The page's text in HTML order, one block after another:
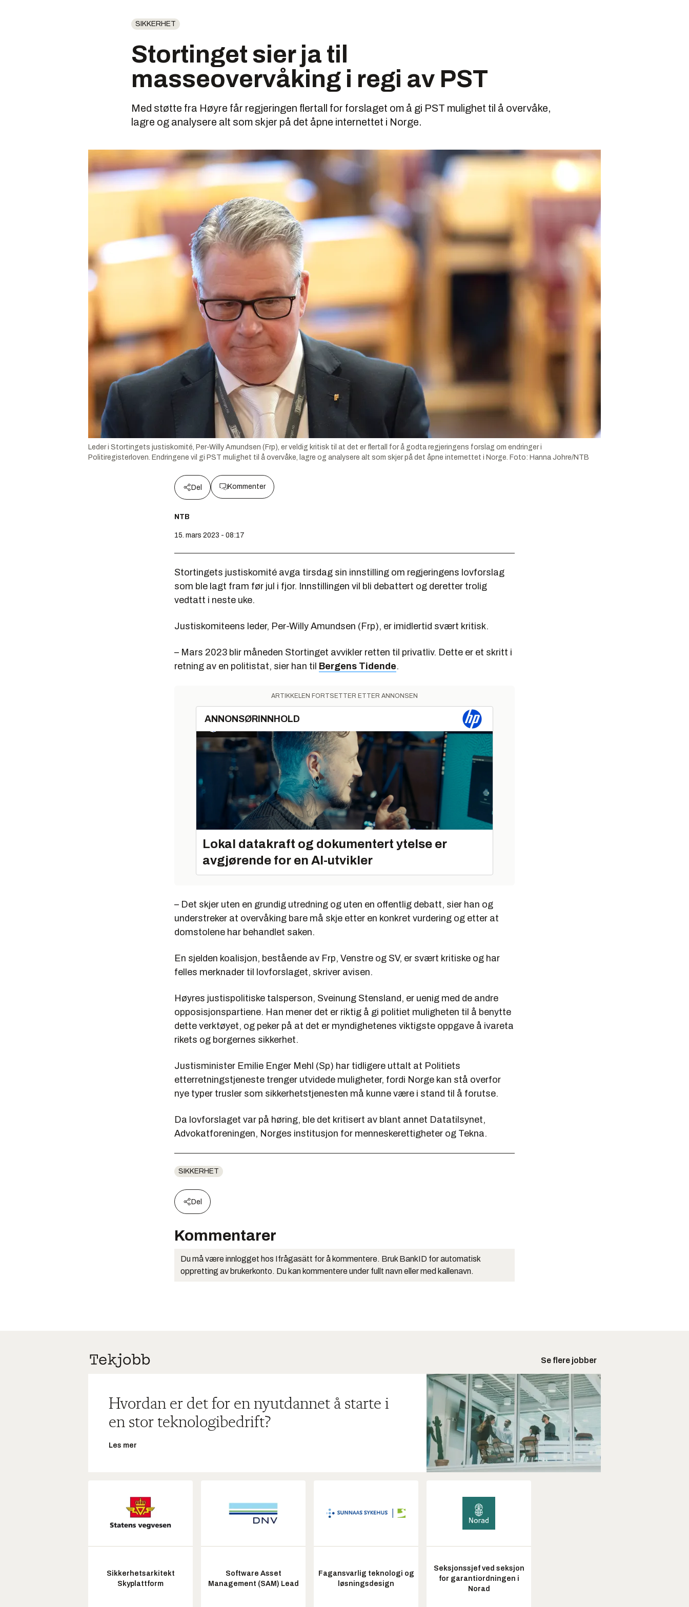
SIKKERHET
Stortinget sier ja til
masseovervåking i regi av PST
Med støtte fra Høyre får regjeringen flertall for forslaget om å gi PST mulighet til å overvåke,
lagre og analysere alt som skjer på det åpne internettet i Norge.
Leder i Stortingets justiskomité, Per-Willy Amundsen (Frp), er veldig kritisk til at det er flertall for å godta regjeringens forslag om endringer i
Politiregisterloven. Endringene vil gi PST mulighet til å overvåke, lagre og analysere alt som skjer på det åpne internettet i Norge. Foto: Hanna Johre/NTB
Del Kommenter
NTB
15. mars 2023 - 08:17
Stortingets justiskomité avga tirsdag sin innstilling om regjeringens lovforslag
som ble lagt fram før jul i fjor. Innstillingen vil bli debattert og deretter trolig
vedtatt i neste uke.
Justiskomiteens leder, Per-Willy Amundsen (Frp), er imidlertid svært kritisk.
– Mars 2023 blir måneden Stortinget avvikler retten til privatliv. Dette er et skritt i
retning av en politistat, sier han til Bergens Tidende.
ARTIKKELEN FORTSETTER ETTER ANNONSEN
ANNONSØRINNHOLD
Lokal datakraft og dokumentert ytelse er
avgjørende for en AI-utvikler
– Det skjer uten en grundig utredning og uten en offentlig debatt, sier han og
understreker at overvåking bare må skje etter en konkret vurdering og etter at
domstolene har behandlet saken.
En sjelden koalisjon, bestående av Frp, Venstre og SV, er svært kritiske og har
felles merknader til lovforslaget, skriver avisen.
Høyres justispolitiske talsperson, Sveinung Stensland, er uenig med de andre
opposisjonspartiene. Han mener det er riktig å gi politiet muligheten til å benytte
dette verktøyet, og peker på at det er myndighetenes viktigste oppgave å ivareta
rikets og borgernes sikkerhet.
Justisminister Emilie Enger Mehl (Sp) har tidligere uttalt at Politiets
etterretningstjeneste trenger utvidede muligheter, fordi Norge kan stå overfor
nye typer trusler som sikkerhetstjenesten må kunne være i stand til å forutse.
Da lovforslaget var på høring, ble det kritisert av blant annet Datatilsynet,
Advokatforeningen, Norges institusjon for menneskerettigheter og Tekna.
SIKKERHET
Del
Kommentarer
Du må være innlogget hos Ifrågasätt for å kommentere. Bruk BankID for automatisk
oppretting av brukerkonto. Du kan kommentere under fullt navn eller med kallenavn.
Se flere jobber
Hvordan er det for en nyutdannet å starte i
en stor teknologibedrift?
Les mer
Sikkerhetsarkitekt
Skyplattform
Software Asset
Management (SAM) Lead
Fagansvarlig teknologi og
løsningsdesign
Seksjonssjef ved seksjon
for garantiordningen i
Norad